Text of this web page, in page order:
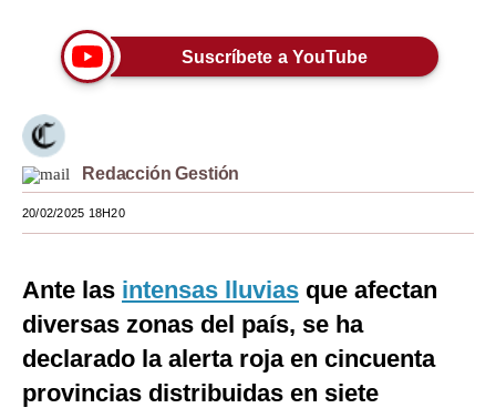
Tendencias
Lujo
Viajes
Moda
Mundo
EEUU
México
Suscríbete a YouTube
Redacción Gestión
20/02/2025 18H20
Ante las intensas lluvias que afectan
diversas zonas del país, se ha
declarado la alerta roja en cincuenta
provincias distribuidas en siete